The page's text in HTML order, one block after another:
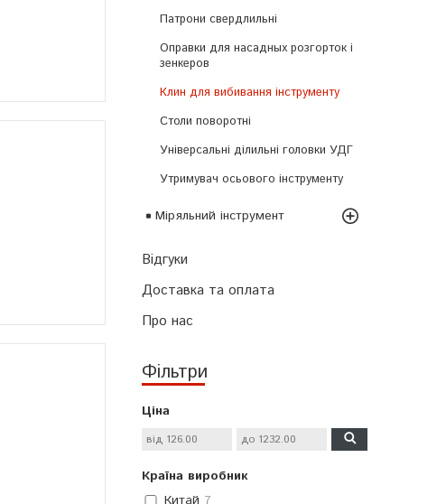
Патрони свердлильні
Оправки для насадных розгорток і
зенкеров
Клин для вибивання інструменту
Столи поворотні
Універсальні ділильні головки УДГ
Утримувач осьового інструменту
Міряльний інструмент
Відгуки
Доставка та оплата
Про нас
Фільтри
Ціна
Країна виробник